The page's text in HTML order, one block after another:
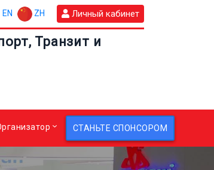
EN ZH Личный кабинет
Транзит и
СТАНЬТЕ СПОНСОРОМ